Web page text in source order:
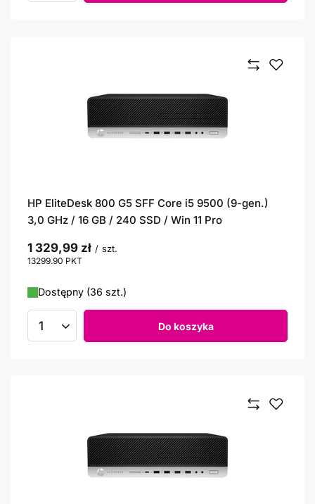
HP EliteDesk 800 G5 SFF Core i5 9500 (9-gen.)
3,0 GHz / 16 GB / 240 SSD / Win 11 Pro
1 329,99 zł / szt.
13299.90 PKT
Dostępny (36 szt.)
Ilość produktów Do koszyka